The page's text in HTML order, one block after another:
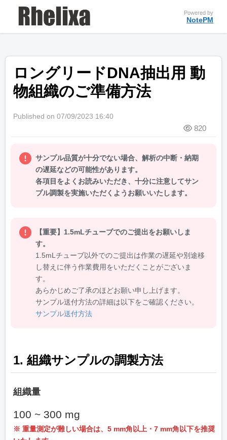
Powered by
NotePM
ロングリードDNA抽出用 動
物組織のご準備方法
Published on 07/09/2023 16:40
820
サンプル品質が十分でない場合、解析の中断・納期
の遅延などの可能性があります。
各項目をよくお読みいただき、十分に注意してサン
プル調製を実施いただくようお願いいたします。
【重要】1.5mLチューブでのご提出をお願いしま
す。
1.5mLチューブ以外でのご提出は作業の遅延や別途移
し替えに伴う作業費用をいただくことがございま
す。
あらかじめご了承のほどお願い申し上げます。
サンプル送付方法の詳細は以下をご確認ください。
サンプル送付方法
1. 組織サンプルの調製方法
組織量
100 ~ 300 mg
※ 重量測定が難しい場合は、5 mm角以上・7 mm角以下を推奨